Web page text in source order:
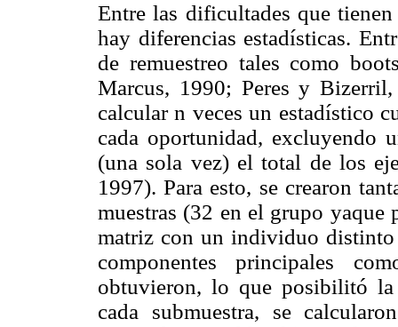
Entre las dificultades que
hay diferencias estadísticas.
de remuestreo tales como
Marcus, 1990; Peres y
calcular n veces un estadístico
cada oportunidad, excluyendo
(una sola vez) el total de los
1997). Para esto, se crearon
muestras (32 en el grupo
matriz con un individuo distinto
componentes principales
obtuvieron, lo que posibilitó la
cada submuestra, se